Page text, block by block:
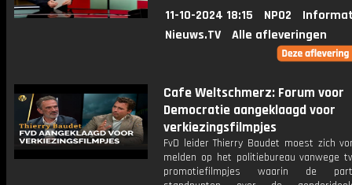
11-10-2024 18:15 NPO2
Nieuws.TV
Alle afleveringen
Cafe Weltschmerz: Forum voor
Democratie aangeklaagd voor
verkiezingsfilmpjes
FvD leider Thierry Baudet moest zich
melden op het politiebureau vanwege
promotiefilmpjes waarin de